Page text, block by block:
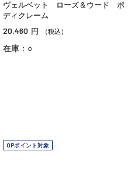
ヴェルベット ローズ＆ウード ボ
ディクレーム
20,460 円 （税込）
在庫：○
OPポイント対象